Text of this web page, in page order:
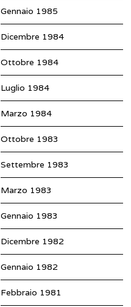
Gennaio 1985
Dicembre 1984
Ottobre 1984
Luglio 1984
Marzo 1984
Ottobre 1983
Settembre 1983
Marzo 1983
Gennaio 1983
Dicembre 1982
Gennaio 1982
Febbraio 1981